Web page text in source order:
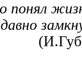
жизни